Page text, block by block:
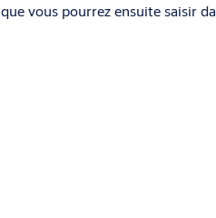
, que vous pourrez ensuite saisir